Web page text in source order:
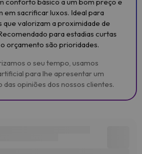
em sacrificar luxos. Ideal para
valorizam a proximidade de
para estadias curtas
orçamento são prioridades.
o seu tempo, usamos
para lhe apresentar um
das opiniões dos nossos clientes.